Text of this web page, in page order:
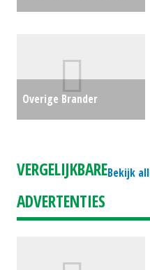
#28548
€750
Overige Brander
Bekijk
VERGELIJKBARE
ADVERTENTIES